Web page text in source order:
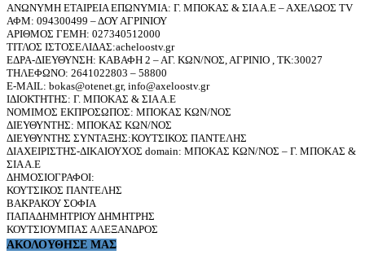
ΑΝΩΝΥΜΗ ΕΤΑΙΡΕΙΑ ΕΠΩΝΥΜΙΑ: Γ. ΜΠΟΚΑΣ & ΣΙΑ Α.Ε – ΑΧΕΛΩΟΣ TV
ΑΦΜ: 094300499 – ΔΟΥ ΑΓΡΙΝΙΟΥ
ΑΡΙΘΜΟΣ ΓΕΜΗ: 027340512000
ΤΙΤΛΟΣ ΙΣΤΟΣΕΛΙΔΑΣ:acheloostv.gr
ΕΔΡΑ-ΔΙΕΥΘΥΝΣΗ: ΚΑΒΑΦΗ 2 – ΑΓ. ΚΩΝ/ΝΟΣ, ΑΓΡΙΝΙΟ , ΤΚ:30027
ΤΗΛΕΦΩΝΟ: 2641022803 – 58800
E-MAIL: bokas@otenet.gr, info@axeloostv.gr
ΙΔΙΟΚΤΗΤΗΣ: Γ. ΜΠΟΚΑΣ & ΣΙΑ Α.Ε
ΝΟΜΙΜΟΣ ΕΚΠΡΟΣΩΠΟΣ: ΜΠΟΚΑΣ ΚΩΝ/ΝΟΣ
ΔΙΕΥΘΥΝΤΗΣ: ΜΠΟΚΑΣ ΚΩΝ/ΝΟΣ
ΔΙΕΥΘΥΝΤΗΣ ΣΥΝΤΑΞΗΣ:ΚΟΥΤΣΙΚΟΣ ΠΑΝΤΕΛΗΣ
ΔΙΑΧΕΙΡΙΣΤΗΣ-ΔΙΚΑΙΟΥΧΟΣ domain: ΜΠΟΚΑΣ ΚΩΝ/ΝΟΣ – Γ. ΜΠΟΚΑΣ &
ΣΙΑ Α.Ε
ΔΗΜΟΣΙΟΓΡΑΦΟΙ:
ΚΟΥΤΣΙΚΟΣ ΠΑΝΤΕΛΗΣ
ΒΑΚΡΑΚΟΥ ΣΟΦΙΑ
ΠΑΠΑΔΗΜΗΤΡΙΟΥ ΔΗΜΗΤΡΗΣ
ΚΟΥΤΣΙΟΥΜΠΑΣ ΑΛΕΞΑΝΔΡΟΣ
ΑΚΟΛΟΥΘΗΣΕ ΜΑΣ